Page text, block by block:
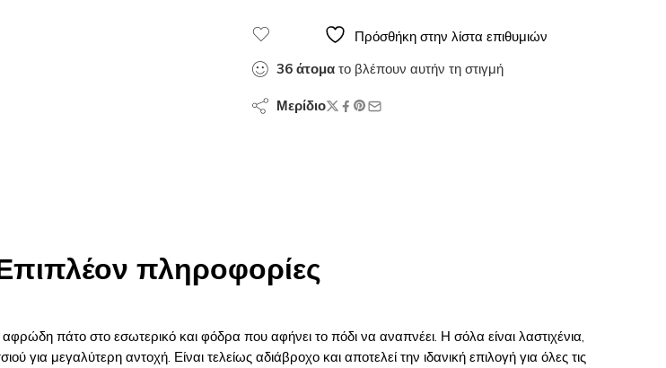
Πρόσθήκη στην λίστα επιθυμιών
36 άτομα το βλέπουν αυτήν τη στιγμή
Μερίδιο
πληροφορίες
πάτο στο εσωτερικό και φόδρα που αφήνει το πόδι να αναπνέει. Η σόλα είναι λαστιχένια,
για μεγαλύτερη αντοχή. Είναι τελείως αδιάβροχο και αποτελεί την ιδανική επιλογή για όλες τις